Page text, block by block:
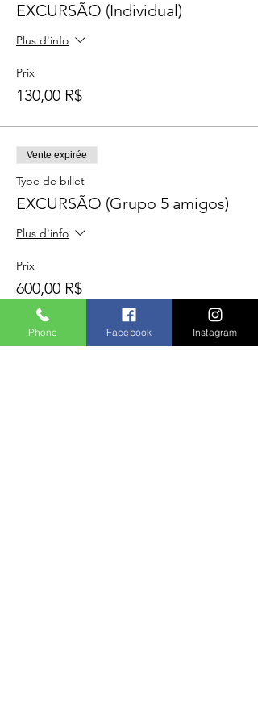
EXCURSÃO (Individual)
Plus d'info
Prix
130,00 R$
Vente expirée
Type de billet
EXCURSÃO (Grupo 5 amigos)
Plus d'info
Prix
600,00 R$
Phone Facebook Instagram